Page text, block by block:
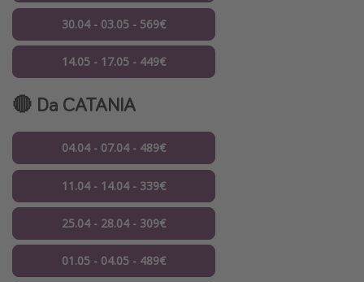
30.04 - 03.05 - 569€
14.05 - 17.05 - 449€
🔴 Da CATANIA
04.04 - 07.04 - 489€
11.04 - 14.04 - 339€
25.04 - 28.04 - 309€
01.05 - 04.05 - 489€